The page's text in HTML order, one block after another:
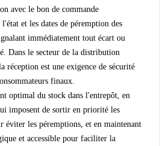
avec le bon de commande
et les dates de péremption des
immédiatement tout écart ou
Dans le secteur de la distribution
réception est une exigence de sécurité
finaux.
optimal du stock dans l'entrepôt, en
imposent de sortir en priorité les
éviter les péremptions, et en maintenant
et accessible pour faciliter la